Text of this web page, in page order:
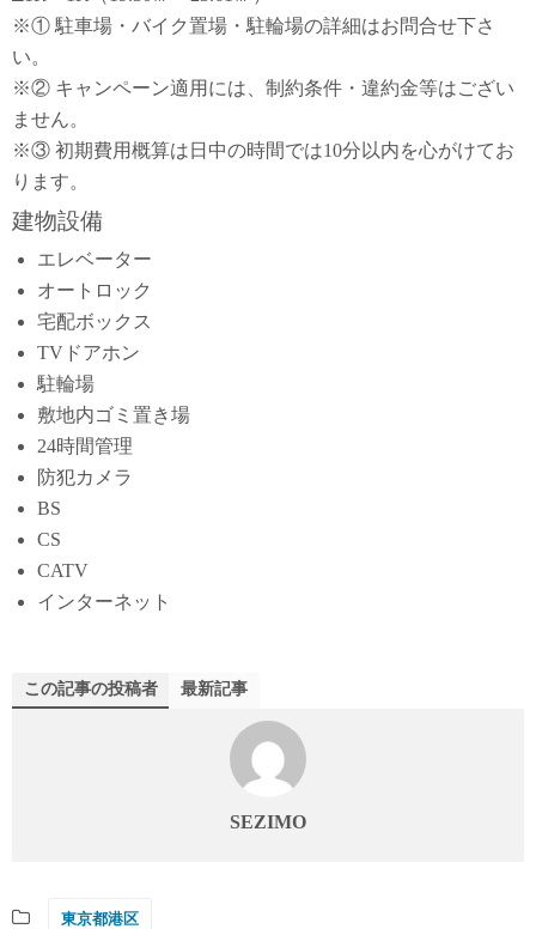
※① 駐車場・バイク置場・駐輪場の詳細はお問合せ下さ
い。
※② キャンペーン適用には、制約条件・違約金等はござい
ません。
※③ 初期費用概算は日中の時間では10分以内を心がけてお
ります。
建物設備
エレベーター
オートロック
宅配ボックス
TVドアホン
駐輪場
敷地内ゴミ置き場
24時間管理
防犯カメラ
BS
CS
CATV
インターネット
この記事の投稿者 最新記事
SEZIMO
東京都港区